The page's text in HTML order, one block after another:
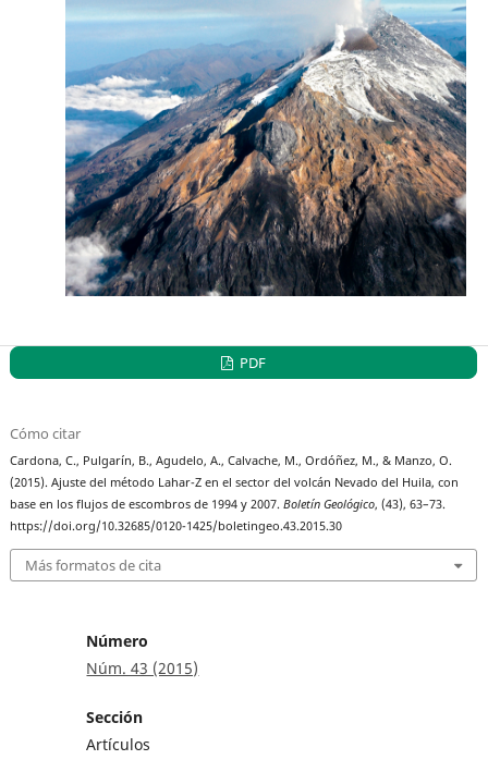
PDF
Cómo citar
Cardona, C., Pulgarín, B., Agudelo, A., Calvache, M., Ordóñez, M., & Manzo, O.
(2015). Ajuste del método Lahar-Z en el sector del volcán Nevado del Huila, con
base en los flujos de escombros de 1994 y 2007.Boletín Geológico, (43), 63–73.
https://doi.org/10.32685/0120-1425/boletingeo.43.2015.30
Más formatos de cita
Número
Núm. 43 (2015)
Sección
Artículos